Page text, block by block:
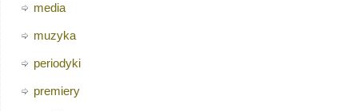
media
muzyka
periodyki
premiery